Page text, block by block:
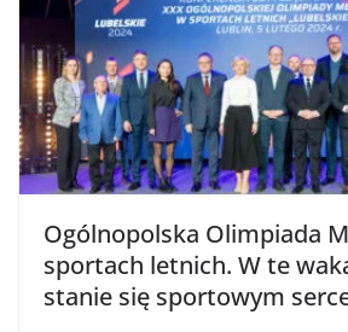
Ogólnopolska Olimpiada
sportach letnich. W te
stanie się sportowym